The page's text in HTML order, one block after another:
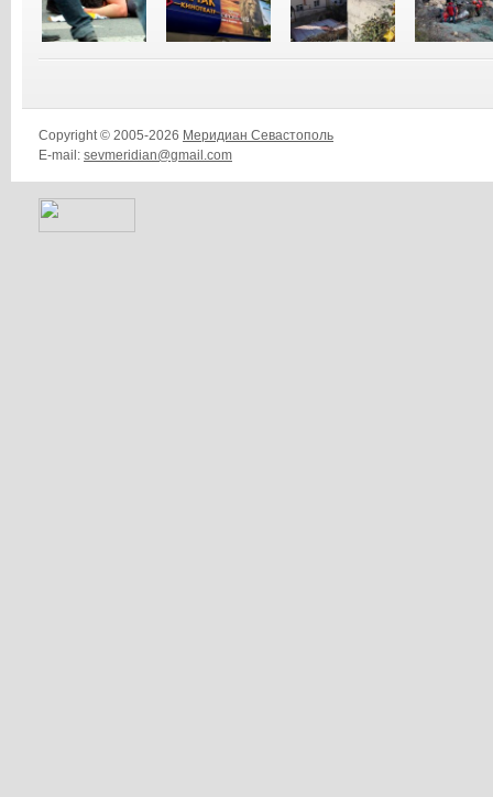
Copyright © 2005-2026 Меридиан Севастополь
E-mail: sevmeridian@gmail.com